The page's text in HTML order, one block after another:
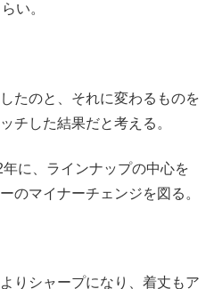
い。
たのと、それに変わるものを
チした結果だと考える。
に、ラインナップの中心を
のマイナーチェンジを図る。
りシャープになり、着丈もア